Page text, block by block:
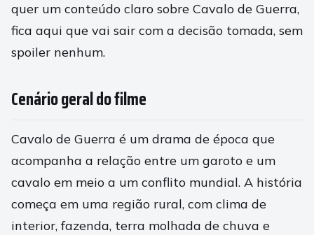
quer um conteúdo claro sobre Cavalo de Guerra,
fica aqui que vai sair com a decisão tomada, sem
spoiler nenhum.
Cenário geral do filme
Cavalo de Guerra é um drama de época que
acompanha a relação entre um garoto e um
cavalo em meio a um conflito mundial. A história
começa em uma região rural, com clima de
interior, fazenda, terra molhada de chuva e